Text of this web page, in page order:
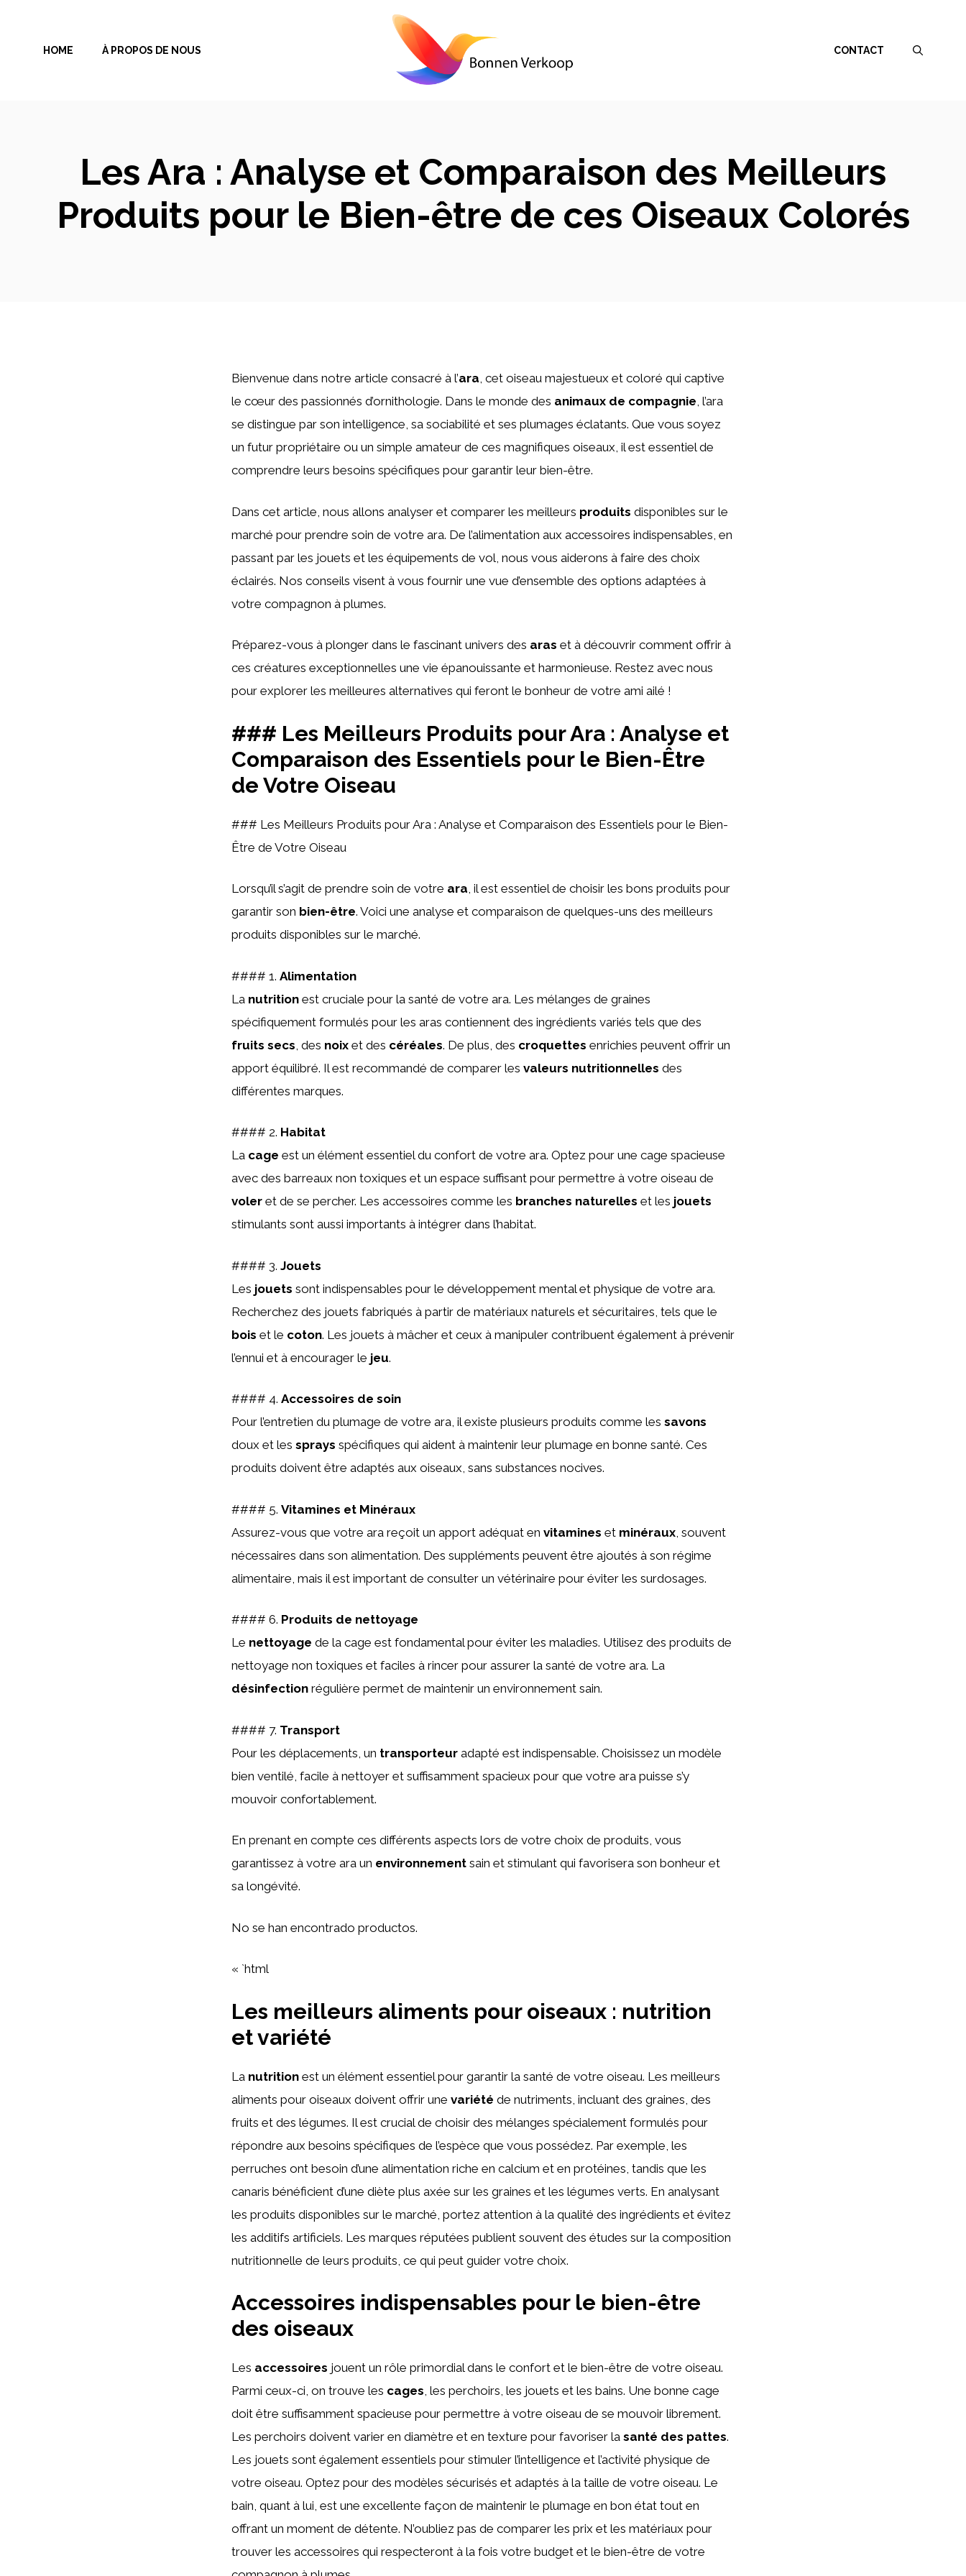
contenuHOME À PROPOS DE NOUS CONTACT
Les Ara : Analyse et Comparaison des Meilleurs
Produits pour le Bien-être de ces Oiseaux Colorés
Bienvenue dans notre article consacré à l’ara, cet oiseau majestueux et coloré qui captive
le cœur des passionnés d’ornithologie. Dans le monde des animaux de compagnie, l’ara
se distingue par son intelligence, sa sociabilité et ses plumages éclatants. Que vous soyez
un futur propriétaire ou un simple amateur de ces magnifiques oiseaux, il est essentiel de
comprendre leurs besoins spécifiques pour garantir leur bien-être.
Dans cet article, nous allons analyser et comparer les meilleurs produits disponibles sur le
marché pour prendre soin de votre ara. De l’alimentation aux accessoires indispensables, en
passant par les jouets et les équipements de vol, nous vous aiderons à faire des choix
éclairés. Nos conseils visent à vous fournir une vue d’ensemble des options adaptées à
votre compagnon à plumes.
Préparez-vous à plonger dans le fascinant univers des aras et à découvrir comment offrir à
ces créatures exceptionnelles une vie épanouissante et harmonieuse. Restez avec nous
pour explorer les meilleures alternatives qui feront le bonheur de votre ami ailé !
### Les Meilleurs Produits pour Ara : Analyse et
Comparaison des Essentiels pour le Bien-Être
de Votre Oiseau
### Les Meilleurs Produits pour Ara : Analyse et Comparaison des Essentiels pour le Bien-
Être de Votre Oiseau
Lorsqu’il s’agit de prendre soin de votre ara, il est essentiel de choisir les bons produits pour
garantir son bien-être. Voici une analyse et comparaison de quelques-uns des meilleurs
produits disponibles sur le marché.
#### 1. Alimentation
La nutrition est cruciale pour la santé de votre ara. Les mélanges de graines
spécifiquement formulés pour les aras contiennent des ingrédients variés tels que des
fruits secs , des noix et des céréales. De plus, des croquettes enrichies peuvent offrir un
apport équilibré. Il est recommandé de comparer les valeurs nutritionnelles des
différentes marques.
#### 2. Habitat
La cage est un élément essentiel du confort de votre ara. Optez pour une cage spacieuse
avec des barreaux non toxiques et un espace suffisant pour permettre à votre oiseau de
voler et de se percher. Les accessoires comme les branches naturelles et les jouets
stimulants sont aussi importants à intégrer dans l’habitat.
#### 3. Jouets
Les jouets sont indispensables pour le développement mental et physique de votre ara.
Recherchez des jouets fabriqués à partir de matériaux naturels et sécuritaires, tels que le
bois et le coton. Les jouets à mâcher et ceux à manipuler contribuent également à prévenir
l’ennui et à encourager le jeu.
#### 4. Accessoires de soin
Pour l’entretien du plumage de votre ara, il existe plusieurs produits comme les savons
doux et les sprays spécifiques qui aident à maintenir leur plumage en bonne santé. Ces
produits doivent être adaptés aux oiseaux, sans substances nocives.
#### 5. Vitamines et Minéraux
Assurez-vous que votre ara reçoit un apport adéquat en vitamines et minéraux , souvent
nécessaires dans son alimentation. Des suppléments peuvent être ajoutés à son régime
alimentaire, mais il est important de consulter un vétérinaire pour éviter les surdosages.
#### 6. Produits de nettoyage
Le nettoyage de la cage est fondamental pour éviter les maladies. Utilisez des produits de
nettoyage non toxiques et faciles à rincer pour assurer la santé de votre ara. La
désinfection régulière permet de maintenir un environnement sain.
#### 7. Transport
Pour les déplacements, un transporteur adapté est indispensable. Choisissez un modèle
bien ventilé, facile à nettoyer et suffisamment spacieux pour que votre ara puisse s’y
mouvoir confortablement.
En prenant en compte ces différents aspects lors de votre choix de produits, vous
garantissez à votre ara un environnement sain et stimulant qui favorisera son bonheur et
sa longévité.
No se han encontrado productos.
« `html
Les meilleurs aliments pour oiseaux : nutrition
et variété
La nutrition est un élément essentiel pour garantir la santé de votre oiseau. Les meilleurs
aliments pour oiseaux doivent offrir une variété de nutriments, incluant des graines, des
fruits et des légumes. Il est crucial de choisir des mélanges spécialement formulés pour
répondre aux besoins spécifiques de l’espèce que vous possédez. Par exemple, les
perruches ont besoin d’une alimentation riche en calcium et en protéines, tandis que les
canaris bénéficient d’une diète plus axée sur les graines et les légumes verts. En analysant
les produits disponibles sur le marché, portez attention à la qualité des ingrédients et évitez
les additifs artificiels. Les marques réputées publient souvent des études sur la composition
nutritionnelle de leurs produits, ce qui peut guider votre choix.
Accessoires indispensables pour le bien-être
des oiseaux
Les accessoires jouent un rôle primordial dans le confort et le bien-être de votre oiseau.
Parmi ceux-ci, on trouve les cages, les perchoirs, les jouets et les bains. Une bonne cage
doit être suffisamment spacieuse pour permettre à votre oiseau de se mouvoir librement.
Les perchoirs doivent varier en diamètre et en texture pour favoriser la santé des pattes.
Les jouets sont également essentiels pour stimuler l’intelligence et l’activité physique de
votre oiseau. Optez pour des modèles sécurisés et adaptés à la taille de votre oiseau. Le
bain, quant à lui, est une excellente façon de maintenir le plumage en bon état tout en
offrant un moment de détente. N’oubliez pas de comparer les prix et les matériaux pour
trouver les accessoires qui respecteront à la fois votre budget et le bien-être de votre